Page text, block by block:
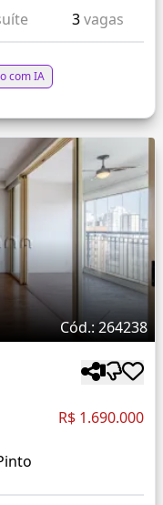
3vagas
com IA
Cód.: 264238
R$ 1.690.000